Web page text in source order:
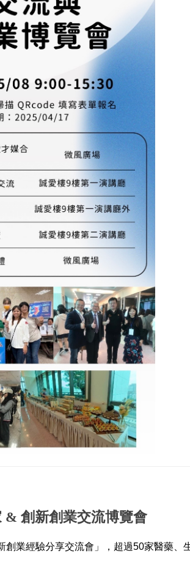
& 創新創業交流博覽會
業經驗分享交流會」，超過50家醫藥